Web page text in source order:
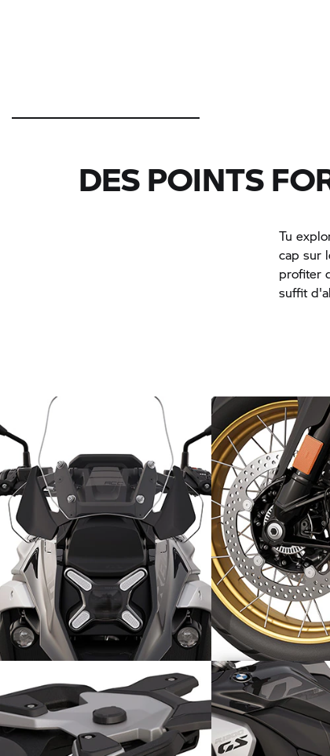
DES POINTS
Tu
cap sur
profiter
suffit
Un gain de sécurité : Active
Cruise Control
Une polyvalence
roues à rayons